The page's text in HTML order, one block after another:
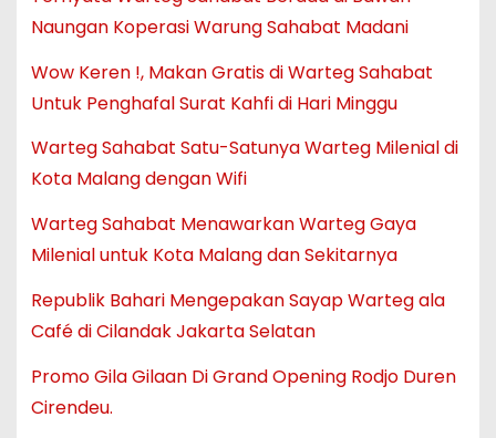
Naungan Koperasi Warung Sahabat Madani
Wow Keren !, Makan Gratis di Warteg Sahabat
Untuk Penghafal Surat Kahfi di Hari Minggu
Warteg Sahabat Satu-Satunya Warteg Milenial di
Kota Malang dengan Wifi
Warteg Sahabat Menawarkan Warteg Gaya
Milenial untuk Kota Malang dan Sekitarnya
Republik Bahari Mengepakan Sayap Warteg ala
Café di Cilandak Jakarta Selatan
Promo Gila Gilaan Di Grand Opening Rodjo Duren
Cirendeu.